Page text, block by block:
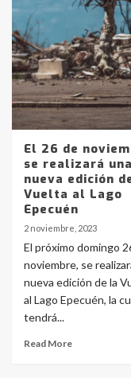
El 26 de
se realizará una
nueva edición
Vuelta al Lago
Epecuén
2 noviembre, 2023
El próximo domingo
noviembre, se
nueva edición de la
al Lago Epecuén, la
tendrá...
Read More
3
en la
4
5
Los
La
entre
La
con